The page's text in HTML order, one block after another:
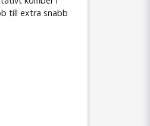
till extra snabb